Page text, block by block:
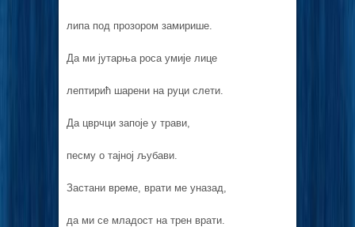
липа под прозором замирише.
Да ми јутарња роса умије лице
лептирић шарени на руци слети.
Да цврчци запоје у трави,
песму о тајној љубави.
Застани време, врати ме уназад,
да ми се младост на трен врати.